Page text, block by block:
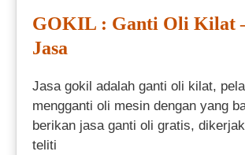
GOKIL : Ganti Oli Kilat
Jasa
Jasa gokil adalah ganti oli kilat,
mengganti oli mesin dengan yang
berikan jasa ganti oli gratis,
teliti